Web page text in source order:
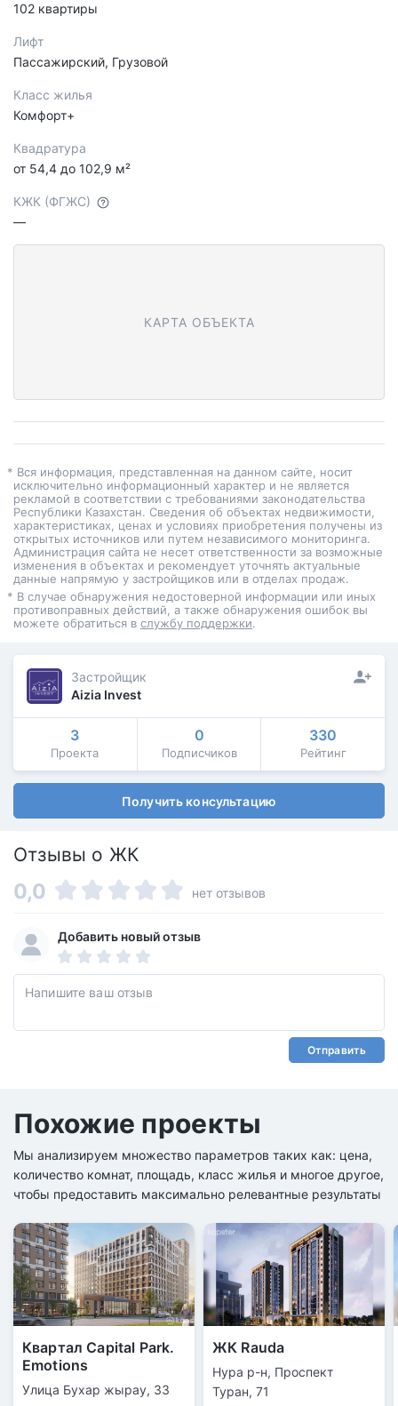
102 квартиры
Лифт
Пассажирский, Грузовой
Класс жилья
Комфорт+
Квадратура
от 54,4 до 102,9 м²
КЖК (ФГЖС)
—
КАРТА ОБЪЕКТА
* Вся информация, представленная на данном сайте, носит
исключительно информационный характер и не является
рекламой в соответствии с требованиями законодательства
Республики Казахстан. Сведения об объектах недвижимости,
характеристиках, ценах и условиях приобретения получены из
открытых источников или путем независимого мониторинга.
Администрация сайта не несет ответственности за возможные
изменения в объектах и рекомендует уточнять актуальные
данные напрямую у застройщиков или в отделах продаж.
* В случае обнаружения недостоверной информации или иных
противоправных действий, а также обнаружения ошибок вы
можете обратиться в службу поддержки.
Застройщик
Aizia Invest
3
Проекта
0
Подписчиков
330
Рейтинг
Получить консультацию
Отзывы о ЖК
0,0 нет отзывов
Добавить новый отзыв
Отправить
Похожие проекты
Мы анализируем множество параметров таких как: цена,
количество комнат, площадь, класс жилья и многое другое,
чтобы предоставить максимально релевантные результаты
Квартал Capital Park.
Emotions
Улица Бухар жырау, 33
ЖК Rauda
Нура р-н, Проспект
Туран, 71